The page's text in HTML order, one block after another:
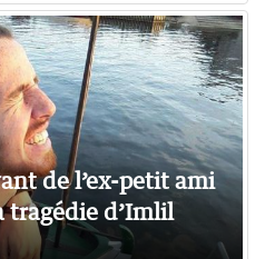
de l’ex-petit ami
tragédie d’Imlil